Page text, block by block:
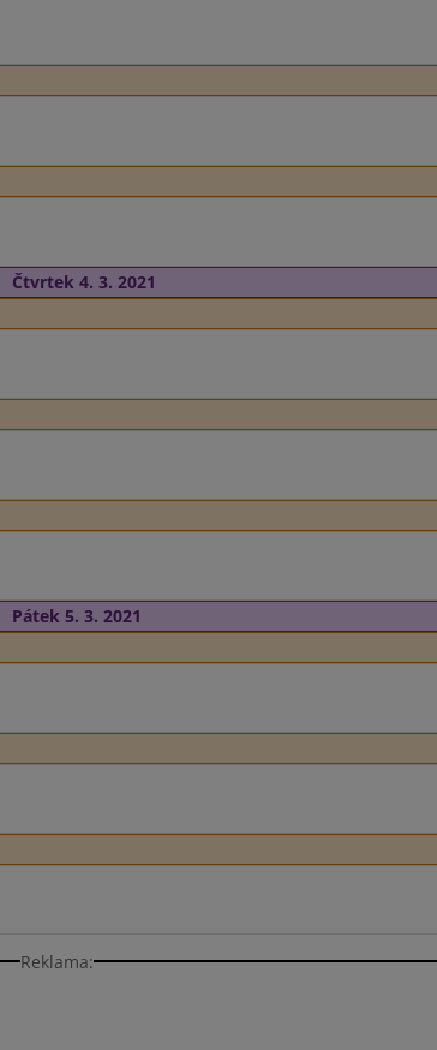
Čtvrtek 4. 3. 2021
Pátek 5. 3. 2021
Reklama: